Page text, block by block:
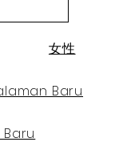
女性
Baru